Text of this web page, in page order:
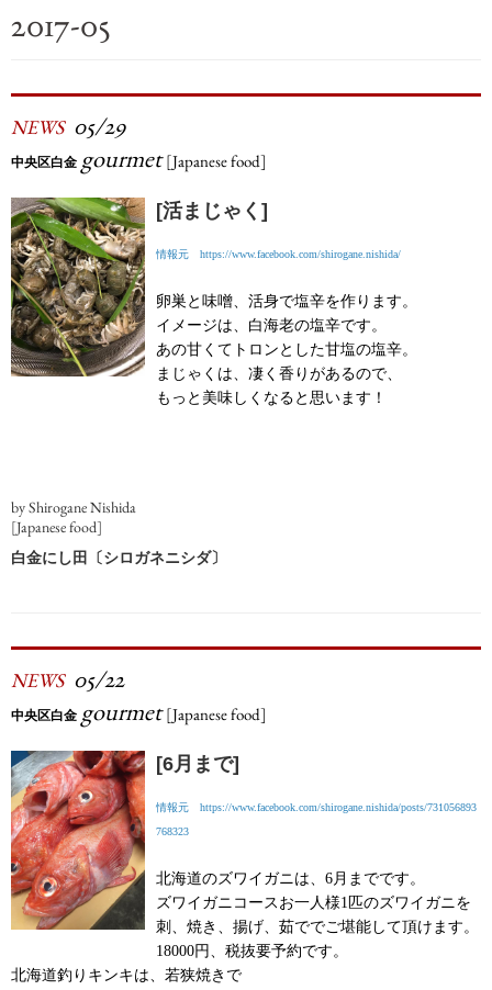
2017-05
NEWS 05/29
中央区白金 gourmet [Japanese food]
[活まじゃく]
情報元 https://www.facebook.com/shirogane.nishida/
卵巣と味噌、活身で塩辛を作ります。
イメージは、白海老の塩辛です。
あの甘くてトロンとした甘塩の塩辛。
まじゃくは、凄く香りがあるので、
もっと美味しくなると思います！
by Shirogane Nishida
[Japanese food]
白金にし田〔シロガネニシダ〕
NEWS 05/22
中央区白金 gourmet [Japanese food]
[6月まで]
情報元 https://www.facebook.com/shirogane.nishida/posts/731056893
768323
北海道のズワイガニは、6月までです。
ズワイガニコースお一人様1匹のズワイガニを
刺、焼き、揚げ、茹ででご堪能して頂けます。
18000円、税抜要予約です。
北海道釣りキンキは、若狭焼きで